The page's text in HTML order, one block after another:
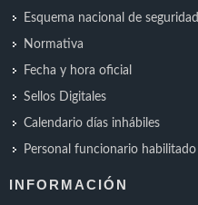
Esquema nacional de seguridad
Normativa
Fecha y hora oficial
Sellos Digitales
Calendario días inhábiles
Personal funcionario habilitado
INFORMACIÓN